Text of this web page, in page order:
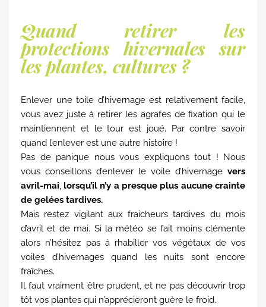
Quand retirer les
protections hivernales sur
les plantes, cultures ?
Enlever une toile d’hivernage est relativement facile,
vous avez juste à retirer les agrafes de fixation qui le
maintiennent et le tour est joué. Par contre savoir
quand l’enlever est une autre histoire !
Pas de panique nous vous expliquons tout ! Nous
vous conseillons d’enlever le voile d’hivernage vers
avril-mai, lorsqu’il n’y a presque plus aucune crainte
de gelées tardives.
Mais restez vigilant aux fraicheurs tardives du mois
d’avril et de mai. Si la météo se fait moins clémente
alors n’hésitez pas à rhabiller vos végétaux de vos
voiles d’hivernages quand les nuits sont encore
fraîches.
Il faut vraiment être prudent, et ne pas découvrir trop
tôt vos plantes qui n’apprécieront guère le froid.